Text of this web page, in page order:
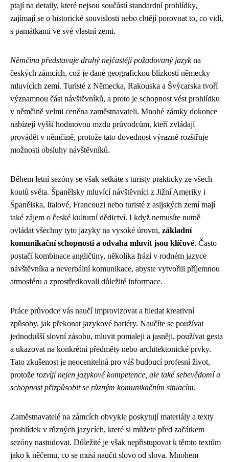
ptají na detaily, které nejsou součástí standardní prohlídky,
zajímají se o historické souvislosti nebo chtějí porovnat to, co vidí,
s památkami ve své vlastní zemi.
Němčina představuje druhý nejčastěji požadovaný jazykna
českých zámcích, což je dané geografickou blízkostí německy
mluvících zemí. Turisté z Německa, Rakouska a Švýcarska tvoří
významnou část návštěvníků, a proto je schopnost vést prohlídku
v němčině velmi ceněna zaměstnavateli. Mnohé zámky dokonce
nabízejí vyšší hodinovou mzdu průvodcům, kteří zvládají
provádět v němčině, protože tato dovednost výrazně rozšiřuje
možnosti obsluhy návštěvníků.
Během letní sezóny se však setkáte s turisty prakticky ze všech
koutů světa. Španělsky mluvící návštěvníci z Jižní Ameriky i
Španělska, Italové, Francouzi nebo turisté z asijských zemí mají
také zájem o české kulturní dědictví. I když nemusíte nutně
ovládat všechny tyto jazyky na vysoké úrovni, základní
komunikační schopnosti a odvaha mluvit jsou klíčové. Často
postačí kombinace angličtiny, několika frází v rodném jazyce
návštěvníka a neverbální komunikace, abyste vytvořili příjemnou
atmosféru a zprostředkovali důležité informace.
Práce průvodce vás naučí improvizovat a hledat kreativní
způsoby, jak překonat jazykové bariéry. Naučíte se používat
jednodušší slovní zásobu, mluvit pomaleji a jasněji, používat gesta
a ukazovat na konkrétní předměty nebo architektonické prvky.
Tato zkušenost je neocenitelná pro váš budoucí profesní život,
protože rozvíjí nejen jazykové kompetence, ale také sebevědomí a
schopnost přizpůsobit se různým komunikačním situacím.
Zaměstnavatelé na zámcích obvykle poskytují materiály a texty
prohlídek v různých jazycích, které si můžete před začátkem
sezóny nastudovat. Důležité je však nepřistupovat k těmto textům
jako k něčemu, co se musí naučit slovo od slova. Mnohem